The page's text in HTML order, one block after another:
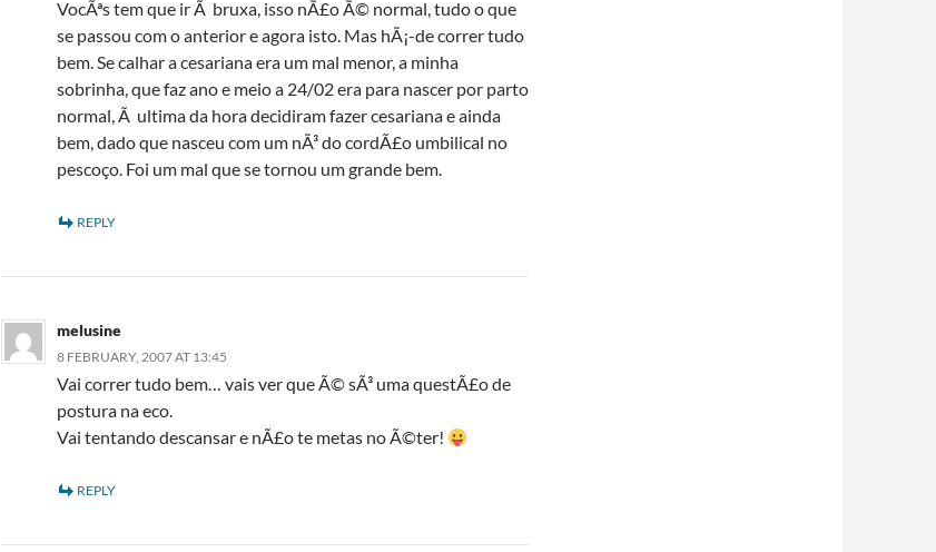
VocÃªs tem que ir Ã bruxa, isso nÃ£o Ã© normal, tudo o que
se passou com o anterior e agora isto. Mas hÃ¡-de correr tudo
bem. Se calhar a cesariana era um mal menor, a minha
sobrinha, que faz ano e meio a 24/02 era para nascer por parto
normal, Ã ultima da hora decidiram fazer cesariana e ainda
bem, dado que nasceu com um nÃ³ do cordÃ£o umbilical no
pescoço. Foi um mal que se tornou um grande bem.
REPLY
melusine
8 FEBRUARY, 2007 AT 13:45
Vai correr tudo bem… vais ver que Ã© sÃ³ uma questÃ£o de
postura na eco.
Vai tentando descansar e nÃ£o te metas no Ã©ter!
REPLY